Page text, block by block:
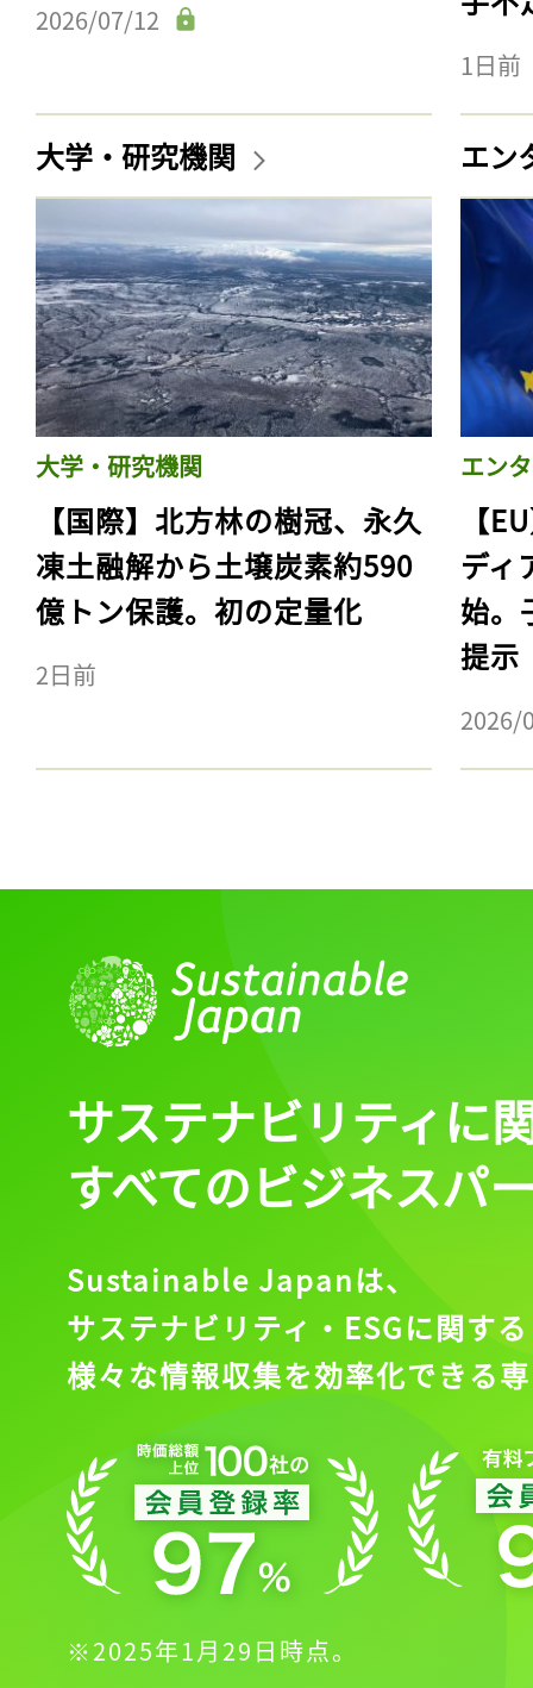
2026/07/12
1日前
大学・研究機関
大学・研究機関
【国際】北方林の樹冠、永久
凍土融解から土壌炭素約590
億トン保護。初の定量化
2日前
エン
エン
【
ディ
始。
提示
2026/
サステナビリティに
すべてのビジネスパ
Sustainable Japanは、
サステナビリティ・ESGに関する
様々な情報収集を効率化できる
※2025年1月29日時点。